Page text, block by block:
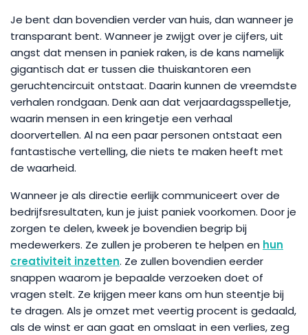
Je bent dan bovendien verder van huis, dan wanneer je
transparant bent. Wanneer je zwijgt over je cijfers, uit
angst dat mensen in paniek raken, is de kans namelijk
gigantisch dat er tussen die thuiskantoren een
geruchtencircuit ontstaat. Daarin kunnen de vreemdste
verhalen rondgaan. Denk aan dat verjaardagsspelletje,
waarin mensen in een kringetje een verhaal
doorvertellen. Al na een paar personen ontstaat een
fantastische vertelling, die niets te maken heeft met
de waarheid.
Wanneer je als directie eerlijk communiceert over de
bedrijfsresultaten, kun je juist paniek voorkomen. Door je
zorgen te delen, kweek je bovendien begrip bij
medewerkers. Ze zullen je proberen te helpen en hun
creativiteit inzetten. Ze zullen bovendien eerder
snappen waarom je bepaalde verzoeken doet of
vragen stelt. Ze krijgen meer kans om hun steentje bij
te dragen. Als je omzet met veertig procent is gedaald,
als de winst er aan gaat en omslaat in een verlies, zeg